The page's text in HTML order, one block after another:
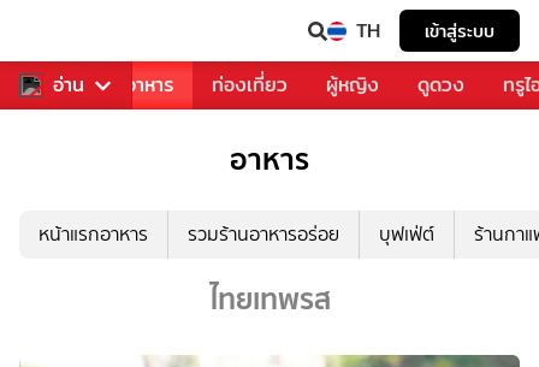
TH เข้าสู่ระบบ
อ่าน
การเพลง อาหาร ท่องเที่ยว ผู้หญิง ดูดวง ทรู
อาหาร
หน้าแรกอาหาร รวมร้านอาหารอร่อย บุฟเฟ่ต์ ร้านกา
ไทยเทพรส